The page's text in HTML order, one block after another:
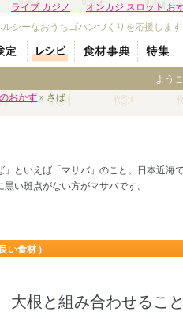
ライブ カジノ
オンカジ スロット お
シーなおうちゴハンづくりを応援しま
よう
おかず » さば
」といえば「マサバ」のこと。日本近海
黒い斑点がない方がマサバです。
い食材 )
大根と組み合わせるこ